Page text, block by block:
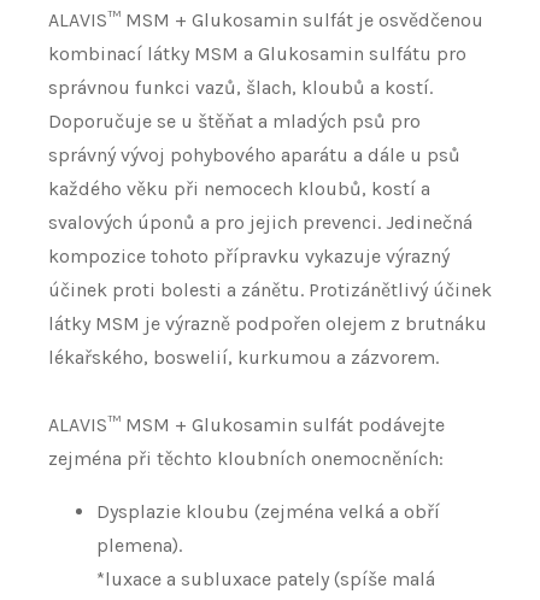
ALAVIS™ MSM + Glukosamin sulfát je osvědčenou
kombinací látky MSM a Glukosamin sulfátu pro
správnou funkci vazů, šlach, kloubů a kostí.
Doporučuje se u štěňat a mladých psů pro
správný vývoj pohybového aparátu a dále u psů
každého věku při nemocech kloubů, kostí a
svalových úponů a pro jejich prevenci. Jedinečná
kompozice tohoto přípravku vykazuje výrazný
účinek proti bolesti a zánětu. Protizánětlivý účinek
látky MSM je výrazně podpořen olejem z brutnáku
lékařského, boswelií, kurkumou a zázvorem.
ALAVIS™ MSM + Glukosamin sulfát podávejte
zejména při těchto kloubních onemocněních:
Dysplazie kloubu (zejména velká a obří
plemena).
*luxace a subluxace pately (spíše malá